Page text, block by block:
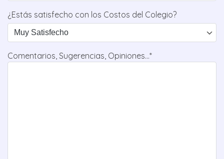
¿Estás satisfecho con los Costos del Colegio?
Comentarios, Sugerencias, Opiniones...*